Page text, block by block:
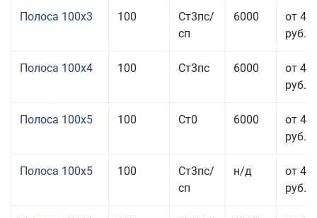
Полоса 100x3 100
Ст3пс/
сп
6000
от 46
руб.
Полоса 100x4 100 Ст3пс 6000
от 46
руб.
Полоса 100x5 100 Ст0 6000
от 46
руб.
Полоса 100x5 100
Ст3пс/
сп
н/д
от 46
руб.